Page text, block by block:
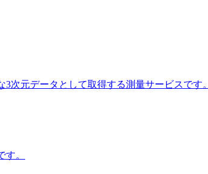
次元データとして取得する測量サービスです。
。